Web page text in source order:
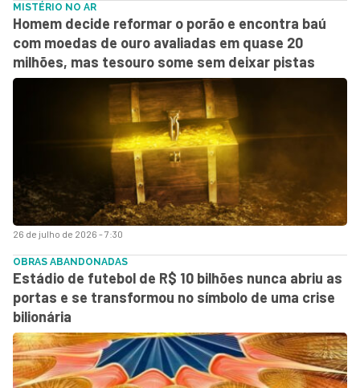
26 de julho de 2026 - 7:30
MISTÉRIO NO AR
Homem decide reformar o porão e encontra baú
com moedas de ouro avaliadas em quase 20
milhões, mas tesouro some sem deixar pistas
OBRAS ABANDONADAS
Estádio de futebol de R$ 10 bilhões nunca abriu as
portas e se transformou no símbolo de uma crise
bilionária